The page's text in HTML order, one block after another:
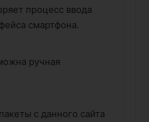
процесс ввода
смартфона.
ручная
с данного сайта